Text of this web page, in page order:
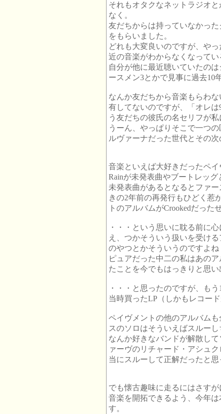
それもオタクなネットラジオ
なく。
友だちからは持っていなかっ
をもらいました。
どれも大変良いのですが、や
近の音楽がわからなくなって
自分が他に最近聴いていたの
ースメン3とかで見事に過去10
なんか友だちから音楽もらわ
有してないのですが、「オレ
う友だちの彼氏の名セリフが
うーん、やっぱりそこで一つ
ルヴァーナだった世代とその
音楽といえば大好きだったペイ
Rainが未発表曲やブートレッグ
未発表曲があるとなるとファー
きの2年前の再発行もひどく惹
トのアルバムがCrookedだっ
・・・という思いに耽る前に
え、つかそういう扱いを受け
のやつとかそういうのですよね
ピュアだった中二の私はあの
たことを今でもはっきりと思
・・・と思ったのですが、も
当時買ったLP（しかもレコー
ペイヴメントの他のアルバム
スのソロはそういえばスルー
なんか好きなバンドが解散し
ァーヴのリチャード・アシュ
当にスルーして正解だったと
でも懐古趣味に走るにはさす
音楽を開拓できるよう、今年
す。